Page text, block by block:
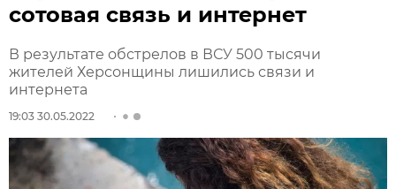
сотовая связь и интернет
В результате обстрелов в ВСУ 500 тысячи
жителей Херсонщины лишились связи и
интернета
19:03 30.05.2022